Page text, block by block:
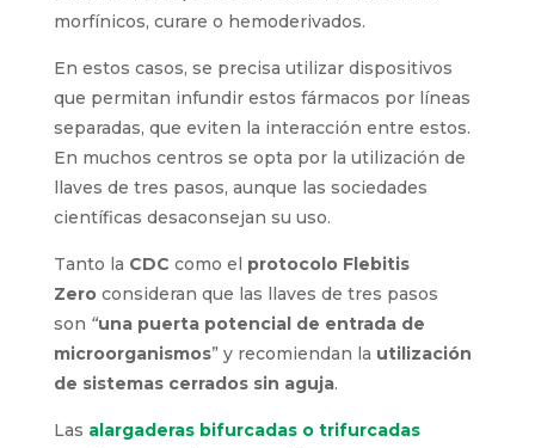
morfínicos, curare o hemoderivados.
En estos casos, se precisa utilizar dispositivos
que permitan infundir estos fármacos por líneas
separadas, que eviten la interacción entre estos.
En muchos centros se opta por la utilización de
llaves de tres pasos, aunque las sociedades
científicas desaconsejan su uso.
Tanto la CDC como el protocolo Flebitis
Zeroconsideran que las llaves de tres pasos
son “una puerta potencial de entrada de
microorganismos” y recomiendan la utilización
de sistemas cerrados sin aguja.
Las alargaderas bifurcadas o trifurcadas